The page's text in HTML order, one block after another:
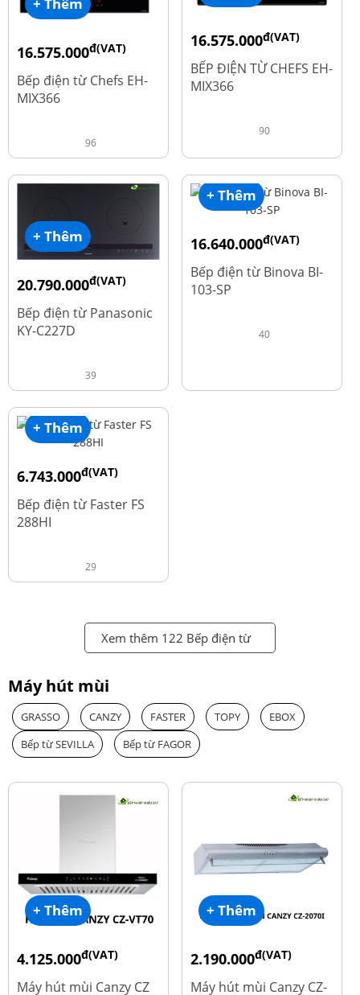
+ Thêm
16.575.000đ(VAT)
19.500.000
Bếp điện từ Chefs EH-
MIX366
96
16.575.000đ(VAT)
19.500.000
BẾP ĐIỆN TỪ CHEFS EH-
MIX366
90
+ Thêm
20.790.000đ(VAT)
25.990.000
Bếp điện từ Panasonic
KY-C227D
39
+ Thêm
16.640.000đ(VAT)
20.800.000
Bếp điện từ Binova BI-
103-SP
40
+ Thêm
6.743.000đ(VAT)
8.990.000
Bếp điện từ Faster FS
288HI
29
Xem thêm 122 Bếp điện từ
Máy hút mùi
GRASSO CANZY FASTER TOPY
EBOX
Bếp từ SEVILLA
Bếp từ FAGOR
+ Thêm
4.125.000đ(VAT)
8.500.000
Máy hút mùi Canzy CZ
+ Thêm
2.190.000đ(VAT)
4.450.000
Máy hút mùi Canzy CZ-